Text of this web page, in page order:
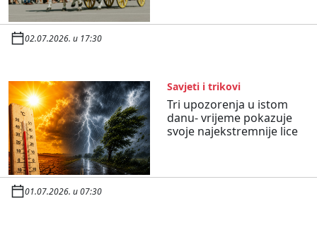
02.07.2026. u 17:30
Savjeti i trikovi
Tri upozorenja u istom
danu- vrijeme pokazuje
svoje najekstremnije lice
01.07.2026. u 07:30